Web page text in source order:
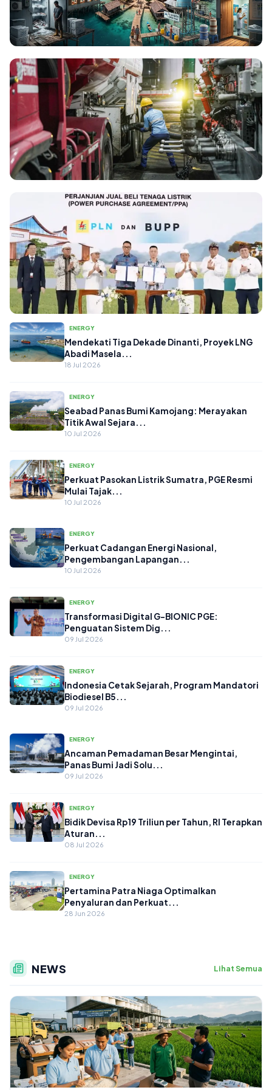
ENERGY
Optimalisasi PLTS Off-Grid Jadi Kunci
Kemandirian Energi dan Ekonomi d...
29 Jul 2026
Pertamina Patra Niaga Regional
Sumbagut Pastikan Distribusi BBM di 5
p...
18 Jul 2026
ENERGY
Mengatasi Darurat Sampah,
untuk Ko...
18 Jul 2026
ENERGY
Mendekati Tiga Dekade Dinanti, Proyek LNG
Abadi Masela...
18 Jul 2026
ENERGY
Seabad Panas Bumi Kamojang: Merayakan
Titik Awal Sejara...
10 Jul 2026
ENERGY
Perkuat Pasokan Listrik Sumatra, PGE Resmi
Mulai Tajak...
10 Jul 2026
ENERGY
Perkuat Cadangan Energi Nasional,
Pengembangan Lapangan...
10 Jul 2026
ENERGY
Transformasi Digital G-BIONIC PGE:
Penguatan Sistem Dig...
09 Jul 2026
ENERGY
Indonesia Cetak Sejarah, Program Mandatori
Biodiesel B5...
09 Jul 2026
ENERGY
Ancaman Pemadaman Besar Mengintai,
Panas Bumi Jadi Solu...
09 Jul 2026
ENERGY
Bidik Devisa Rp19 Triliun per Tahun, RI Terapkan
Aturan...
08 Jul 2026
ENERGY
Pertamina Patra Niaga Optimalkan
Penyaluran dan Perkuat...
28 Jun 2026
NEWS Lihat Semua